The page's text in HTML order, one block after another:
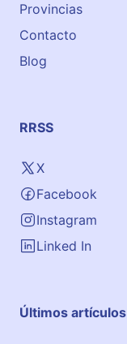
Provincias
Contacto
Blog
RRSS
X
Facebook
Instagram
Linked In
Últimos artículos